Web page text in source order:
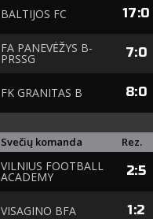
BALTIJOS FC 17:0
FA PANEVĖŽYS B-
PRSSG 7:0
FK GRANITAS B 8:0
Svečių komanda Rez.
VILNIUS FOOTBALL
ACADEMY 2:5
VISAGINO BFA 1:2